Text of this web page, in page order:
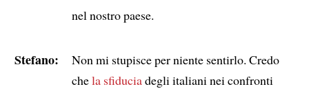
nel nostro paese.
Stefano:
Non mi stupisce per niente sentirlo. Credo
chela sfiduciadegli italiani nei confronti